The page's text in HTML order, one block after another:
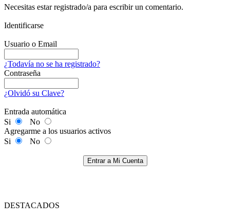
Necesitas estar registrado/a para escribir un comentario.
Identificarse
Usuario o Email
¿Todavía no se ha registrado?
Contraseña
¿Olvidó su Clave?
Entrada automática
Si
No
Agregarme a los usuarios activos
Si
No
Entrar a Mi Cuenta
DESTACADOS